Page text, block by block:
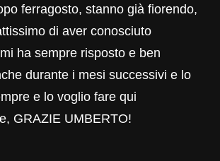
ferragosto, stanno già fiorendo,
di aver conosciuto
ha sempre risposto e ben
durante i mesi successivi e lo
e lo voglio fare qui
GRAZIE UMBERTO!